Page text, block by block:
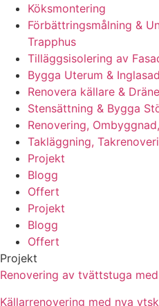
Köksmontering
Förbättringsmålning &
Trapphus
Tilläggsisolering av
Bygga Uterum &
Renovera källare &
Stensättning & Bygga
Renovering,
Takläggning,
Projekt
Blogg
Offert
Projekt
Blogg
Offert
Projekt
Renovering av tvättstuga
Källarrenovering med nya